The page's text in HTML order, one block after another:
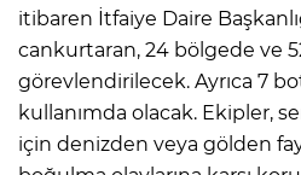
itibaren İtfaiye Daire
cankurtaran, 24 bölgede ve
görevlendirilecek. Ayrıca 7
kullanımda olacak. Ekipler,
için denizden veya gölden